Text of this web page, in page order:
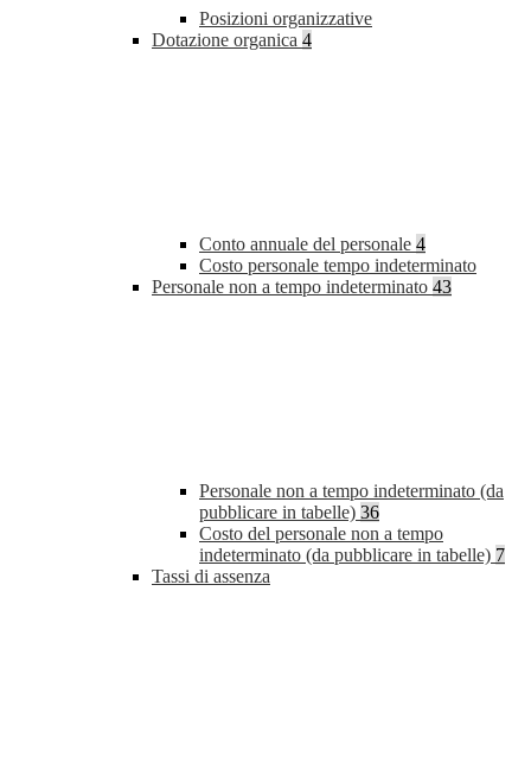
Posizioni organizzative
Dotazione organica 4
Conto annuale del personale 4
Costo personale tempo indeterminato
Personale non a tempo indeterminato 43
Personale non a tempo indeterminato (da
pubblicare in tabelle) 36
Costo del personale non a tempo
indeterminato (da pubblicare in tabelle) 7
Tassi di assenza